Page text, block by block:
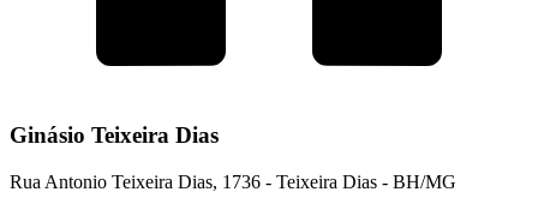
Ginásio Teixeira Dias
Rua Antonio Teixeira Dias, 1736 - Teixeira Dias - BH/MG